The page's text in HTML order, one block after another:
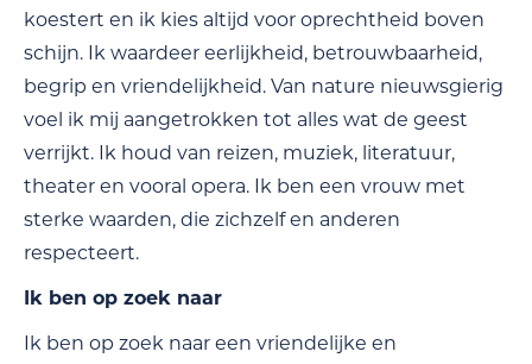
koestert en ik kies altijd voor oprechtheid boven
schijn. Ik waardeer eerlijkheid, betrouwbaarheid,
begrip en vriendelijkheid. Van nature nieuwsgierig
voel ik mij aangetrokken tot alles wat de geest
verrijkt. Ik houd van reizen, muziek, literatuur,
theater en vooral opera. Ik ben een vrouw met
sterke waarden, die zichzelf en anderen
respecteert.
Ik ben op zoek naar
Ik ben op zoek naar een vriendelijke en